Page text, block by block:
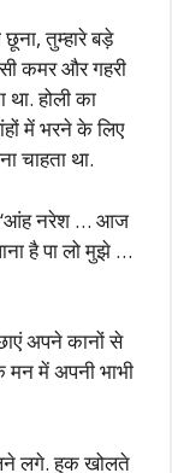
छूना, तुम्हारे बड़े
कमर और गहरी
होली का
में भरने के लिए
चाहता था.
‘आंह नरेश … आज
है पा लो मुझे …
अपने कानों से
में अपनी भाभी
लगे. हुक खोलते